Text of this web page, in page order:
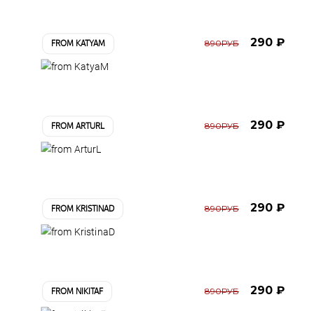
FROM KATYAM 890РУБ 290 ₽
FROM ARTURL 890РУБ 290 ₽
FROM KRISTINAD 890РУБ 290 ₽
FROM NIKITAF 890РУБ 290 ₽